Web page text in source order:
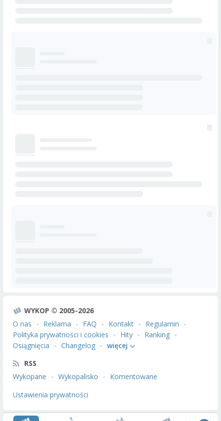
WYKOP © 2005-2026
O nas
Reklama FAQ Kontakt
Regulamin
Polityka prywatności i cookies
Hity
Ranking
Osiągnięcia
Changelog
więcej
RSS
Wykopane
Wykopalisko
Komentowane
Ustawienia prywatności